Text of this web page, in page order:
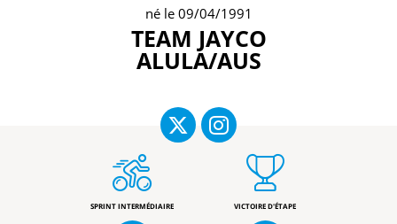
né le 09/04/1991
TEAM JAYCO
ALULA/AUS
SPRINT INTERMÉDIAIRE VICTOIRE D'ÉTAPE